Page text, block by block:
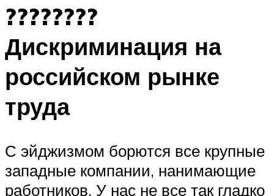
????‍????
Дискриминация на
российском рынке
труда
С эйджизмом борются все крупные
западные компании, нанимающие
работников. У нас не все так гладко